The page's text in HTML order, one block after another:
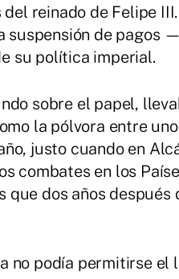
reinado de Felipe
suspensión de pagos
su política imperial.
sobre el papel,
la pólvora entre
justo cuando en
combates en los
dos años después
no podía permitirse el